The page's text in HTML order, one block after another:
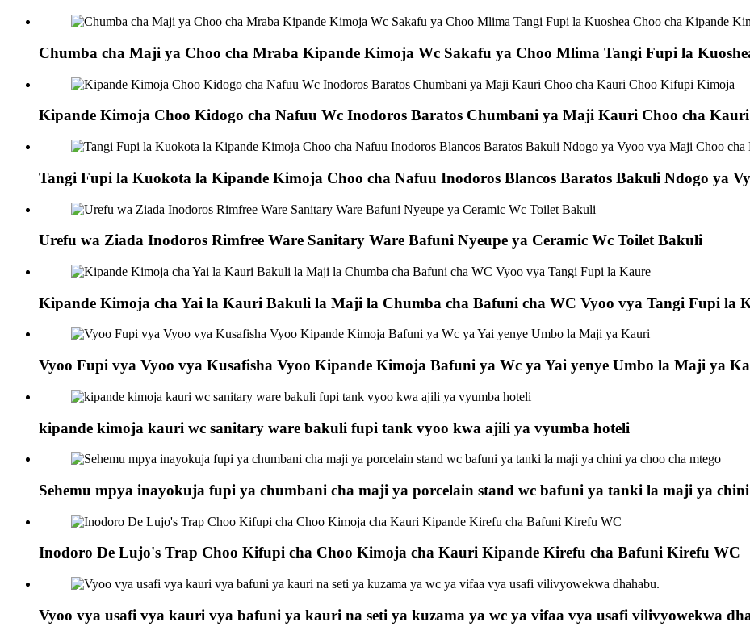
Chumba cha Maji ya Choo cha Mraba Kipande Kimoja Wc Sakafu ya Choo Mlima Tangi Fupi la
Kipande Kimoja Choo Kidogo cha Nafuu Wc Inodoros Baratos Chumbani ya Maji Kauri Choo cha
Tangi Fupi la Kuokota la Kipande Kimoja Choo cha Nafuu Inodoros Blancos Baratos Bakuli Ndogo ya
Urefu wa Ziada Inodoros Rimfree Ware Sanitary Ware Bafuni Nyeupe ya Ceramic Wc Toilet Bakuli
Kipande Kimoja cha Yai la Kauri Bakuli la Maji la Chumba cha Bafuni cha WC Vyoo vya Tangi Fupi la
Vyoo Fupi vya Vyoo vya Kusafisha Vyoo Kipande Kimoja Bafuni ya Wc ya Yai yenye Umbo la Maji ya
kipande kimoja kauri wc sanitary ware bakuli fupi tank vyoo kwa ajili ya vyumba hoteli
Sehemu mpya inayokuja fupi ya chumbani cha maji ya porcelain stand wc bafuni ya tanki la maji ya chini
Inodoro De Lujo's Trap Choo Kifupi cha Choo Kimoja cha Kauri Kipande Kirefu cha Bafuni Kirefu WC
Vyoo vya usafi vya kauri vya bafuni ya kauri na seti ya kuzama ya wc ya vifaa vya usafi vilivyowekwa